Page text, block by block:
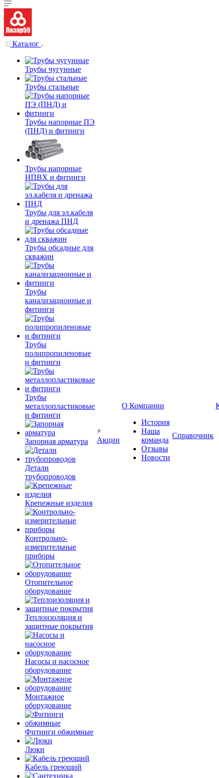
Каталог
Трубы чугунные
Трубы стальные
Трубы напорные ПЭ
(ПНД) и фитинги
Трубы напорные
НПВХ и фитинги
Трубы для эл.кабеля
и дренажа ПНД
Трубы обсадные для
скважин
Трубы
канализационные и
фитинги
Трубы
полипропиленовые
и фитинги
Трубы
металлопластиковые
и фитинги
Запорная арматура
Детали
трубопроводов
Крепежные изделия
Контрольно-
измерительные
приборы
Отопительное
оборудование
Теплоизоляция и
защитные покрытия
Насосы и насосное
оборудование
Монтажное
оборудование
Фитинги обжимные
Люки
Кабель греющий
Акции
О Компании
История
Наша
команда
Отзывы
Новости
Справочник